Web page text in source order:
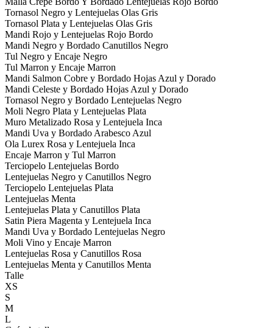
Tornasol Negro y Lentejuelas Olas Gris
Tornasol Plata y Lentejuelas Olas Gris
Mandi Rojo y Lentejuelas Rojo Bordo
Mandi Negro y Bordado Canutillos Negro
Tul Negro y Encaje Negro
Tul Marron y Encaje Marron
Mandi Salmon Cobre y Bordado Hojas Azul y Dorado
Mandi Celeste y Bordado Hojas Azul y Dorado
Tornasol Negro y Bordado Lentejuelas Negro
Moli Negro Plata y Lentejuelas Plata
Muro Metalizado Rosa y Lentejuela Inca
Mandi Uva y Bordado Arabesco Azul
Ola Lurex Rosa y Lentejuela Inca
Encaje Marron y Tul Marron
Terciopelo Lentejuelas Bordo
Lentejuelas Negro y Canutillos Negro
Terciopelo Lentejuelas Plata
Lentejuelas Menta
Lentejuelas Plata y Canutillos Plata
Satin Piera Magenta y Lentejuela Inca
Mandi Uva y Bordado Lentejuelas Negro
Moli Vino y Encaje Marron
Lentejuelas Rosa y Canutillos Rosa
Lentejuelas Menta y Canutillos Menta
Talle
XS
S
M
L